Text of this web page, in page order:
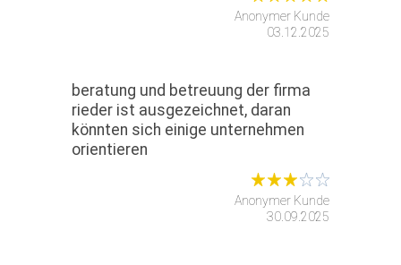
Anonymer Kunde
03.12.2025
beratung und betreuung der firma
rieder ist ausgezeichnet, daran
könnten sich einige unternehmen
orientieren
Anonymer Kunde
30.09.2025